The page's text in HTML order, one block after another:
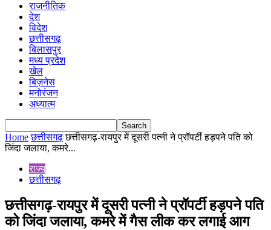
राजनीतिक
देश
विदेश
छत्तीसगढ़
बिलासपुर
मध्य प्रदेश
खेल
बिज़नेस
मनोरंजन
अध्यात्म
Home छत्तीसगढ़ छत्तीसगढ़-रायपुर में दूसरी पत्नी ने प्रॉपर्टी हड़पने पति को
जिंदा जलाया, कमरे...
राज्य
छत्तीसगढ़
छत्तीसगढ़-रायपुर में दूसरी पत्नी ने प्रॉपर्टी हड़पने पति
को जिंदा जलाया, कमरे में गैस लीक कर लगाई आग